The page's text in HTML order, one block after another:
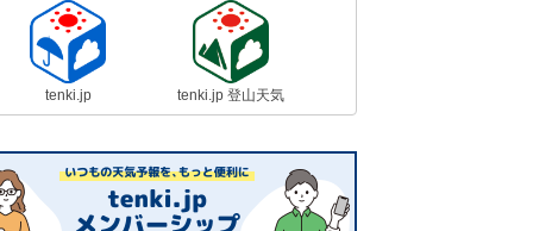
tenki.jp tenki.jp 登山天気